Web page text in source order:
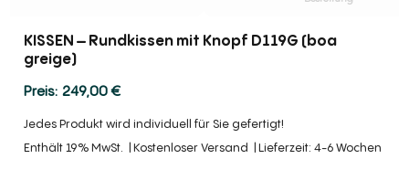
KISSEN – Rundkissen mit Knopf D119G (boa
greige)
249,00€
Jedes Produkt wird individuell für Sie gefertigt!
Enthält 19% MwSt.
Kostenloser Versand Lieferzeit: 4-6 Wochen